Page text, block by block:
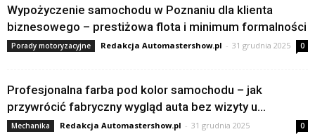
Wypożyczenie samochodu w Poznaniu dla klienta
biznesowego – prestiżowa flota i minimum formalności
Porady motoryzacyjne Redakcja Automastershow.pl - 31 grudnia 2025 0
Profesjonalna farba pod kolor samochodu – jak
przywrócić fabryczny wygląd auta bez wizyty u...
Mechanika Redakcja Automastershow.pl - 31 grudnia 2025 0